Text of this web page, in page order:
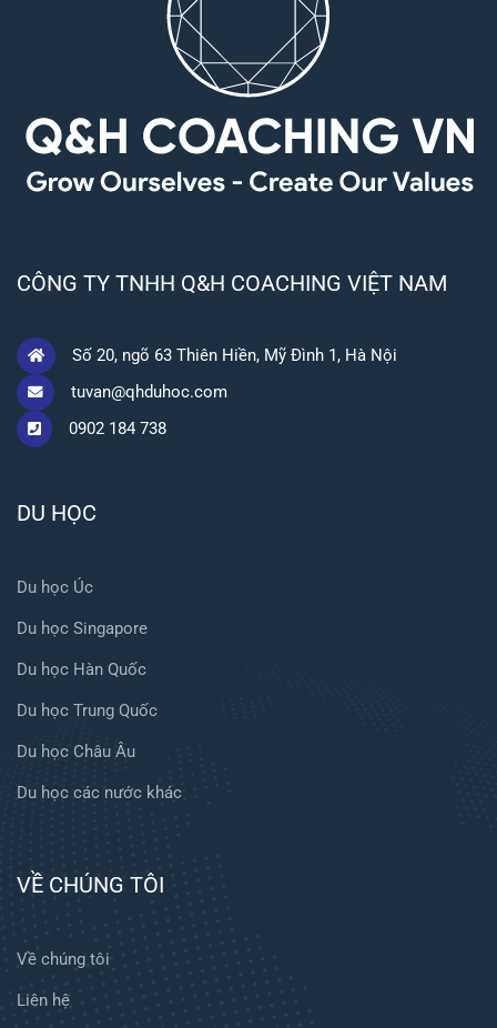
CÔNG TY TNHH Q&H COACHING VIỆT NAM
Số 20, ngõ 63 Thiên Hiền, Mỹ Đình 1, Hà Nội
tuvan@qhduhoc.com
0902 184 738
DU HỌC
Du học Úc
Du học Singapore
Du học Hàn Quốc
Du học Trung Quốc
Du học Châu Âu
Du học các nước khác
VỀ CHÚNG TÔI
Về chúng tôi
Liên hệ